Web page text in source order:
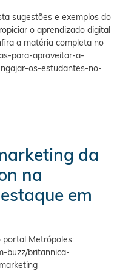
sugestões e exemplos do
o aprendizado digital
a matéria completa no
para-aproveitar-a-
os-estudantes-no-
da
na
em
portal Metrópoles:
buzz/britannica-